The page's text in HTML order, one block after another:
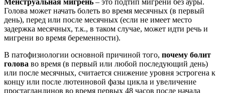
Голова может начать болеть во время месячных (в первый
день), перед или после месячных (если не имеет место
задержка месячных, т.к., в таком случае, может идти речь и
мигрени во время беременности).
В патофизиологии основной причиной того, почему болит
голова во время (в первый или любой последующий день)
или после месячных, считается снижение уровня эстрогена к
концу или после лютеиновой фазы цикла и увеличение
простагландинов во время первых 48 часов после начала